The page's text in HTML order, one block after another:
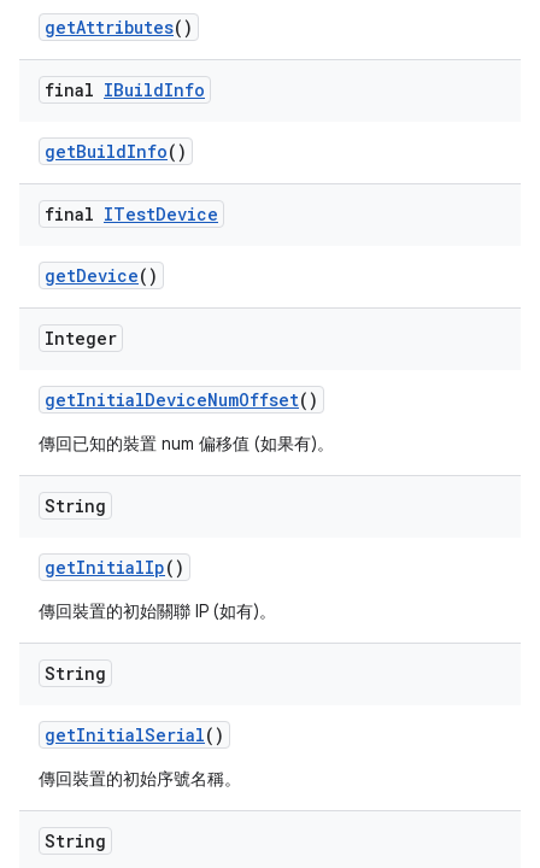
getAttributes()
final IBuildInfo
getBuildInfo()
final ITestDevice
getDevice()
Integer
getInitialDeviceNumOffset()
傳回已知的裝置 num 偏移值 (如果有)。
String
getInitialIp()
傳回裝置的初始關聯 IP (如有)。
String
getInitialSerial()
傳回裝置的初始序號名稱。
String